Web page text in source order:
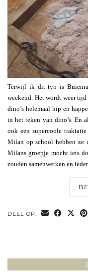
Terwijl ik dit typ is
weekend. Het wordt weer
dino’s helemaal hip en
in het teken van dino’s. En
ook een supercoole
Milan op school hebben ze
Milans groepje mocht iets
zouden samenwerken en
DEEL OP: